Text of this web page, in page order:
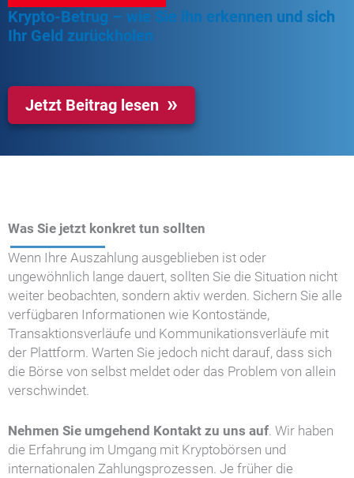
Krypto-Betrug – wie Sie ihn erkennen und sich
Ihr Geld zurückholen
Jetzt Beitrag lesen
Was Sie jetzt konkret tun sollten
Wenn Ihre Auszahlung ausgeblieben ist oder
ungewöhnlich lange dauert, sollten Sie die Situation nicht
weiter beobachten, sondern aktiv werden. Sichern Sie alle
verfügbaren Informationen wie Kontostände,
Transaktionsverläufe und Kommunikationsverläufe mit
der Plattform. Warten Sie jedoch nicht darauf, dass sich
die Börse von selbst meldet oder das Problem von allein
verschwindet.
Nehmen Sie umgehend Kontakt zu uns auf. Wir haben
die Erfahrung im Umgang mit Kryptobörsen und
internationalen Zahlungsprozessen. Je früher die